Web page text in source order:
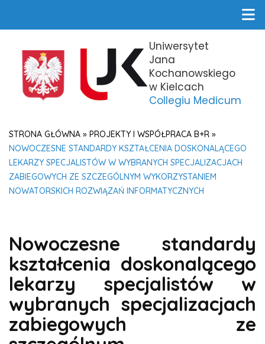
Uniwersytet
Jana
Kochanowskiego
w Kielcach
Collegiu Medicum
STRONA GŁÓWNA » PROJEKTY I WSPÓŁPRACA B+R »
NOWOCZESNE STANDARDY KSZTAŁCENIA DOSKONALĄCEGO
LEKARZY SPECJALISTÓW W WYBRANYCH SPECJALIZACJACH
ZABIEGOWYCH ZE SZCZEGÓLNYM WYKORZYSTANIEM
NOWATORSKICH ROZWIĄZAŃ INFORMATYCZNYCH
Nowoczesne standardy
kształcenia doskonalącego
lekarzy specjalistów w
wybranych specjalizacjach
zabiegowych ze